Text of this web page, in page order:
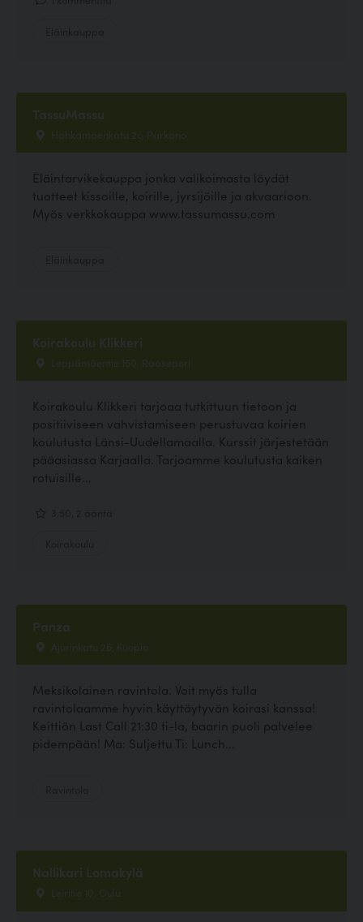
TassuMassu
Hahkamäenkatu 2c, Parkano
Eläintarvikekauppa jonka valikoimasta löydät
tuotteet kissoille, koirille, jyrsijöille ja akvaarioon.
Myös verkkokauppa www.tassumassu.com
Koirakoulu Klikkeri
Leppämäentie 150, Raasepori
Koirakoulu Klikkeri tarjoaa tutkittuun tietoon ja
positiiviseen vahvistamiseen perustuvaa koirien
koulutusta Länsi-Uudellamaalla. Kurssit järjestetään
pääasiassa Karjaalla. Tarjoamme koulutusta kaiken
rotuisille...
Panza
Ajurinkatu 26, Kuopio
Meksikolainen ravintola. Voit myös tulla
ravintolaamme hyvin käyttäytyvän koirasi kanssa!
Keittiön Last Call 21:30 ti-la, baarin puoli palvelee
pidempään! Ma: Suljettu Ti: Lunch...
Nallikari Lomakylä
Leiritie 10, Oulu